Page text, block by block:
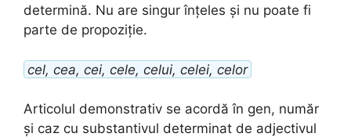
determină. Nu are singur înțeles și nu poate fi
parte de propoziție.
cel, cea, cei, cele, celui, celei, celor
Articolul demonstrativ se acordă în gen, număr
și caz cu substantivul determinat de adjectivul